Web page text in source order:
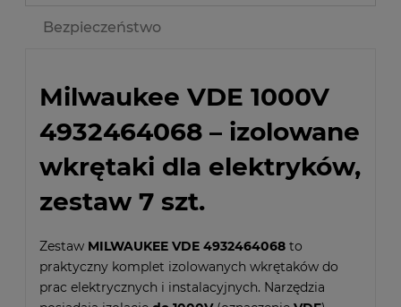
Bezpieczeństwo
Milwaukee VDE 1000V
4932464068 – izolowane
wkrętaki dla elektryków,
zestaw 7 szt.
Zestaw MILWAUKEE VDE 4932464068 to
praktyczny komplet izolowanych wkrętaków do
prac elektrycznych i instalacyjnych. Narzędzia